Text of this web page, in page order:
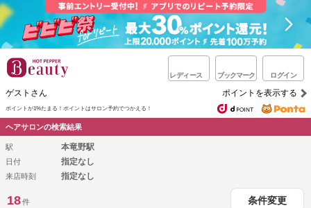
レディース ブックマーク ログイン
ゲストさん ポイントを表示する
ポイントが1%たまる！ ポイントはサロン予約でつかえる！
ヘアサロンの検索結果
駅 本竜野駅
日付 指定なし
来店時刻 指定なし
18件 条件変更